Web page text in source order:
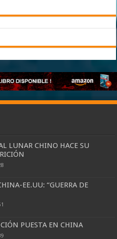
LUNAR CHINO HACE SU
EE.UU: “GUERRA DE
PUESTA EN CHINA